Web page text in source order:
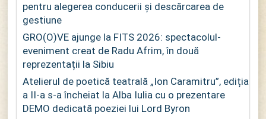
pentru alegerea conducerii și descărcarea de
gestiune
GRO(O)VE ajunge la FITS 2026: spectacolul-
eveniment creat de Radu Afrim, în două
reprezentații la Sibiu
Atelierul de poetică teatrală „Ion Caramitru”, ediția
a II-a s-a încheiat la Alba Iulia cu o prezentare
DEMO dedicată poeziei lui Lord Byron